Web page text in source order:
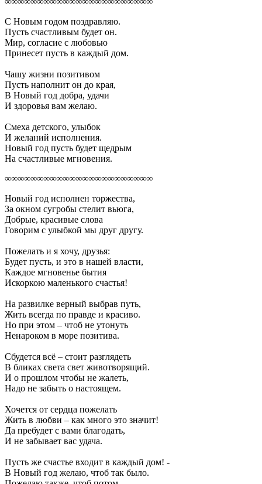
С Новым годом поздравляю.
Пусть счастливым будет он.
Мир, согласие с любовью
Принесет пусть в каждый дом.
Чашу жизни позитивом
Пусть наполнит он до края,
В Новый год добра, удачи
И здоровья вам желаю.
Смеха детского, улыбок
И желаний исполнения.
Новый год пусть будет щедрым
На счастливые мгновения.
∞∞∞∞∞∞∞∞∞∞∞∞∞∞∞∞∞∞∞∞∞∞∞
Новый год исполнен торжества,
За окном сугробы стелит вьюга,
Добрые, красивые слова
Говорим с улыбкой мы друг другу.
Пожелать и я хочу, друзья:
Будет пусть, и это в нашей власти,
Каждое мгновенье бытия
Искоркою маленького счастья!
На развилке верный выбрав путь,
Жить всегда по правде и красиво.
Но при этом – чтоб не утонуть
Ненароком в море позитива.
Сбудется всё – стоит разглядеть
В бликах света свет животворящий.
И о прошлом чтобы не жалеть,
Надо не забыть о настоящем.
Хочется от сердца пожелать
Жить в любви – как много это значит!
Да пребудет с вами благодать,
И не забывает вас удача.
Пусть же счастье входит в каждый дом! -
В Новый год желаю, чтоб так было.